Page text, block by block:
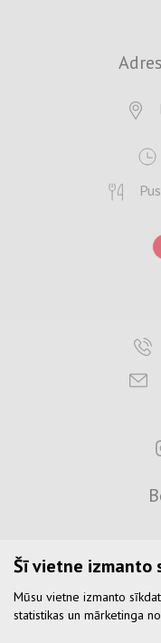
Šī vietne izmanto
Mūsu vietne izmanto
statistikas un mārketinga